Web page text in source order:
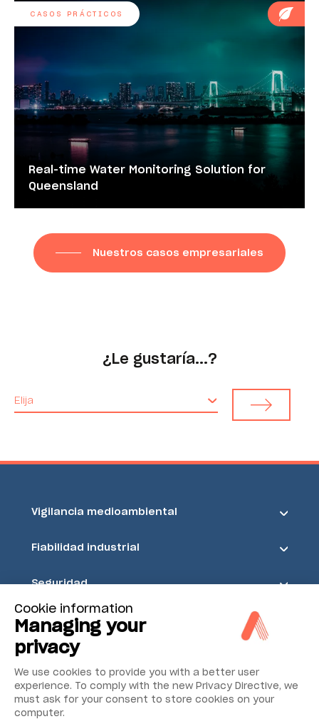
Nuestros casos empresariales
Real-time Water Monitoring Solution for
Queensland
CASOS PRÁCTICOS
¿Le gustaría...?
Elija
Vigilancia medioambiental
Fiabilidad industrial
Seguridad
Acoem
Cookie information
Managing your
privacy
We use cookies to provide you with a better user
experience. To comply with the new Privacy Directive, we
must ask for your consent to store cookies on your
computer.